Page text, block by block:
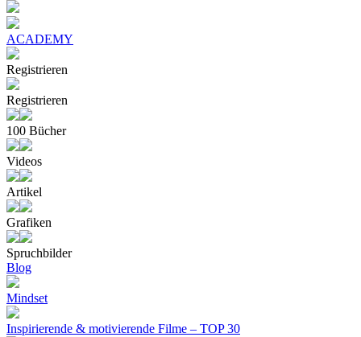
ACADEMY
Registrieren
Registrieren
100 Bücher
Videos
Artikel
Grafiken
Spruchbilder
Blog
Mindset
Inspirierende & motivierende Filme – TOP 30